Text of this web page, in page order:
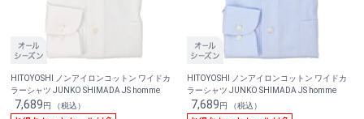
HITOYOSHI ノンアイロンコットン ワイドカ
ラーシャツ JUNKO SHIMADA JS homme
7,689円 （税込）
HITOYOSHI ノンアイロンコットン ワイドカ
ラーシャツ JUNKO SHIMADA JS homme
7,689円 （税込）